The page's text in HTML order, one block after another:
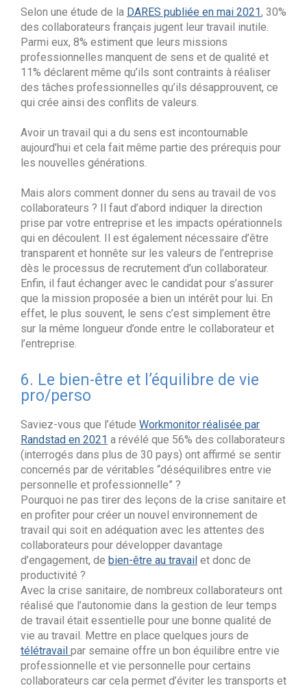
Selon une étude de la DARES publiée en mai 2021, 30%
des collaborateurs français jugent leur travail inutile.
Parmi eux, 8% estiment que leurs missions
professionnelles manquent de sens et de qualité et
11% déclarent même qu’ils sont contraints à réaliser
des tâches professionnelles qu’ils désapprouvent, ce
qui crée ainsi des conflits de valeurs.
Avoir un travail qui a du sens est incontournable
aujourd’hui et cela fait même partie des prérequis pour
les nouvelles générations.
Mais alors comment donner du sens au travail de vos
collaborateurs ? Il faut d’abord indiquer la direction
prise par votre entreprise et les impacts opérationnels
qui en découlent. Il est également nécessaire d’être
transparent et honnête sur les valeurs de l’entreprise
dès le processus de recrutement d’un collaborateur.
Enfin, il faut échanger avec le candidat pour s’assurer
que la mission proposée a bien un intérêt pour lui. En
effet, le plus souvent, le sens c’est simplement être
sur la même longueur d’onde entre le collaborateur et
l’entreprise.
6. Le bien-être et l’équilibre de vie
pro/perso
Saviez-vous que l’étude Workmonitor réalisée par
Randstad en 2021 a révélé que 56% des collaborateurs
(interrogés dans plus de 30 pays) ont affirmé se sentir
concernés par de véritables “déséquilibres entre vie
personnelle et professionnelle” ?
Pourquoi ne pas tirer des leçons de la crise sanitaire et
en profiter pour créer un nouvel environnement de
travail qui soit en adéquation avec les attentes des
collaborateurs pour développer davantage
d’engagement, de bien-être au travail et donc de
productivité ?
Avec la crise sanitaire, de nombreux collaborateurs ont
réalisé que l’autonomie dans la gestion de leur temps
de travail était essentielle pour une bonne qualité de
vie au travail. Mettre en place quelques jours de
télétravail par semaine offre un bon équilibre entre vie
professionnelle et vie personnelle pour certains
collaborateurs car cela permet d’éviter les transports et